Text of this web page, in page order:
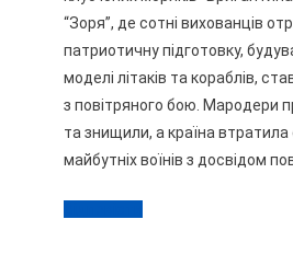
“Зоря”, де сотні вихованців
патриотичну підготовку,
моделі літаків та кораблів,
з повітряного бою. Мародери
та знищили, а країна втратила
майбутніх воїнів з досвідом